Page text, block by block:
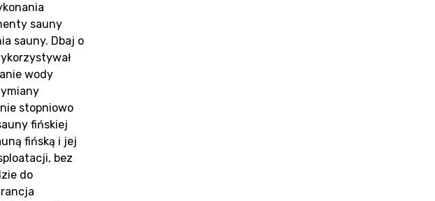
sauny
sauny. Dbaj o
wody
stopniowo
fińskiej
fińską i jej
bez
do